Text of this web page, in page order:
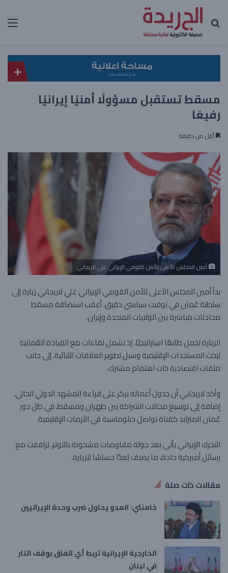
بحث عن
مسقط تستقبل مسؤولًا أمنيًا إيرانيًا
رفيعًا
أقل من دقيقة
أمين المجلس الأعلى للأمن القومي الإيراني علي لاريجاني
بدأ أمين المجلس الأعلى للأمن القومي الإيراني علي لاريجاني زيارة إلى
سلطنة عُمان في توقيت سياسي دقيق، أعقب استضافة مسقط
محادثات مباشرة بين الولايات المتحدة وإيران.
الزيارة تحمل طابعًا استراتيجيًا، إذ تشمل لقاءات مع القيادة العُمانية
لبحث المستجدات الإقليمية وسبل تطوير العلاقات الثنائية، إلى جانب
ملفات اقتصادية ذات اهتمام مشترك.
وأكد لاريجاني أن جدول أعماله يركز على قراءة المشهد الدولي الحالي،
إضافة إلى توسيع مجالات الشراكة بين طهران ومسقط، في ظل دور
عُمان المتزايد كقناة تواصل دبلوماسية في الأزمات الإقليمية.
التحرك الإيراني يأتي بعد جولة مفاوضات مشحونة بالتوتر، ترافقت مع
رسائل أميركية حادة، ما يضيف بُعدًا حساسًا للزيارة.
مقالات ذات صلة
خامنئي: العدو يحاول ضرب وحدة الإيرانيين
الخارجية الإيرانية تربط أي اتفاق بوقف النار
في لبنان